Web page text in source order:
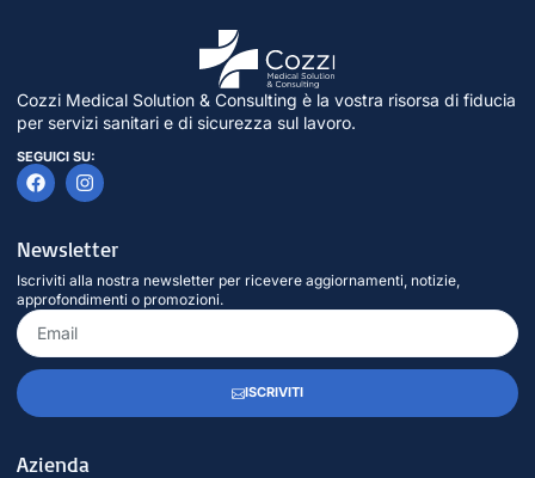
Cozzi Medical Solution & Consulting è la vostra risorsa di fiducia
per servizi sanitari e di sicurezza sul lavoro.
SEGUICI SU:
Azienda
Newsletter
Iscriviti alla nostra newsletter per ricevere aggiornamenti, notizie,
approfondimenti o promozioni.
ISCRIVITI